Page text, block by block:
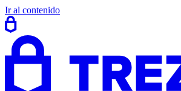
Ir al contenido